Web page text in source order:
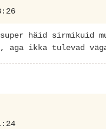
häid sirmikuid
ikka tulevad